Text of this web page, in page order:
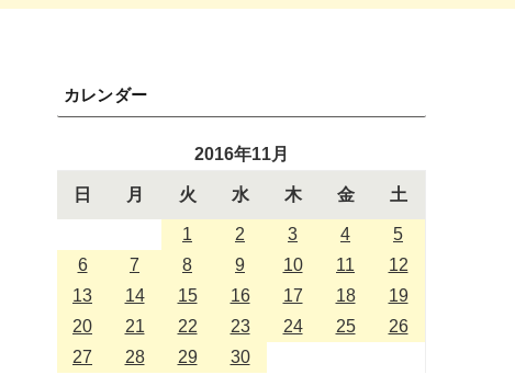
カレンダー
2016年11月
日 月 火 水 木 金 土
1 2 3 4
5
6
7 8 9 10 11
12
13
14 15 16 17 18
19
20
21 22 23 24 25
26
27
28 29 30